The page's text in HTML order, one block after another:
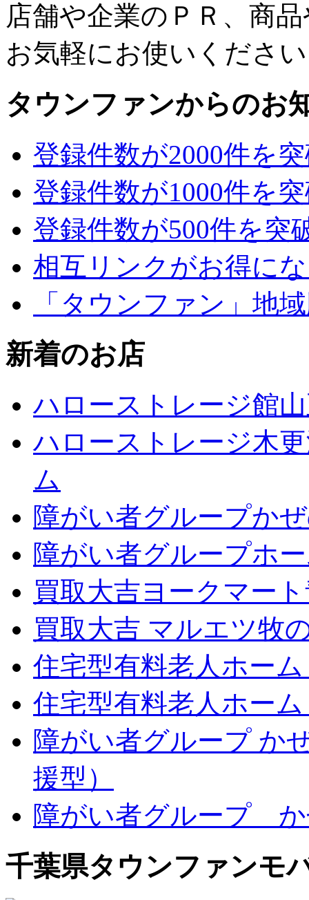
店舗や企業のＰＲ、商
お気軽にお使いくださ
タウンファンからのお
登録件数が2000件を
登録件数が1000件を
登録件数が500件を突
相互リンクがお得に
「タウンファン」地
新着のお店
ハローストレージ館
ハローストレージ木
ム
障がい者グループか
障がい者グループホ
買取大吉ヨークマー
買取大吉 マルエツ牧
住宅型有料老人ホー
住宅型有料老人ホー
障がい者グループ か
援型）
障がい者グループ か
千葉県タウンファンモ